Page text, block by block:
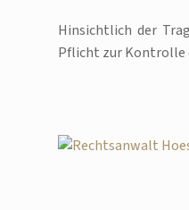
Hinsichtlich der
Pflicht zur Kontrolle